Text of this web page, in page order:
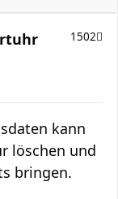
1502
kann
löschen und
bringen.